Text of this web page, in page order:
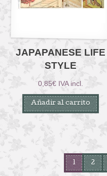
JAPAPANESE LIFE
STYLE
0,85€ IVA incl.
Añadir al carrito
1 2